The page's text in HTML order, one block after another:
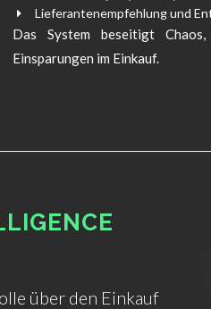
Lieferantenempfehlung und
Das System beseitigt
Einsparungen im Einkauf.
über den Einkauf